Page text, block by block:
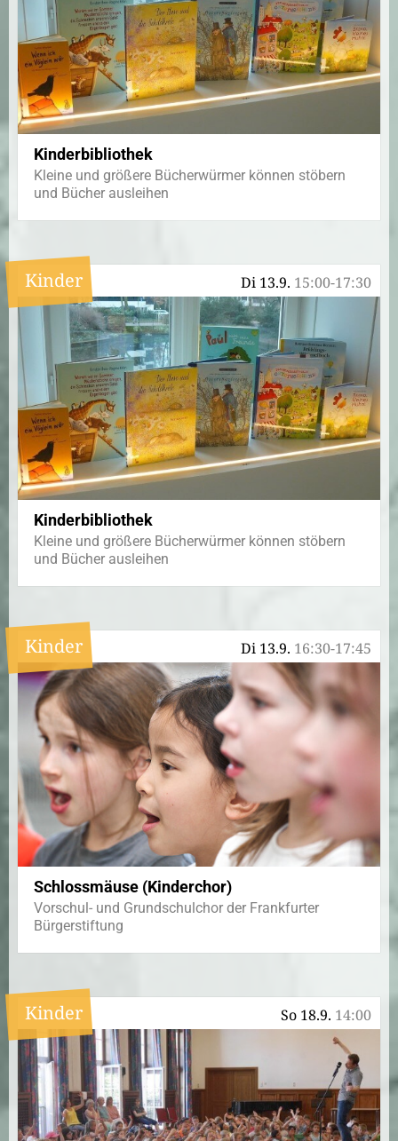
Kinderbibliothek
Kleine und größere Bücherwürmer können stöbern
und Bücher ausleihen
Di 13.9. 15:00-17:30
Kinder
Kinderbibliothek
Kleine und größere Bücherwürmer können stöbern
und Bücher ausleihen
Di 13.9. 16:30-17:45
Kinder
Schlossmäuse (Kinderchor)
Vorschul- und Grundschulchor der Frankfurter
Bürgerstiftung
So 18.9. 14:00
Kinder